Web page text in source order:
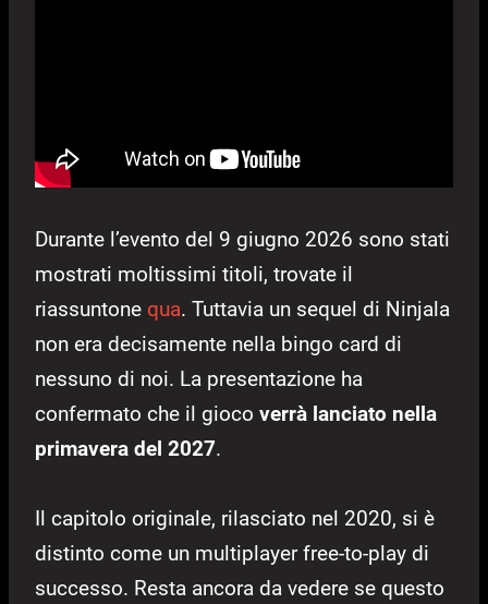
Durante l’evento del 9 giugno 2026 sono stati
mostrati moltissimi titoli, trovate il
riassuntone qua. Tuttavia un sequel di Ninjala
non era decisamente nella bingo card di
nessuno di noi. La presentazione ha
confermato che il gioco verrà lanciato nella
primavera del 2027.
Il capitolo originale, rilasciato nel 2020, si è
distinto come un multiplayer free-to-play di
successo. Resta ancora da vedere se questo